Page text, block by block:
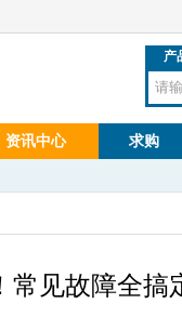
产
资讯中心 求购
常见故障全搞